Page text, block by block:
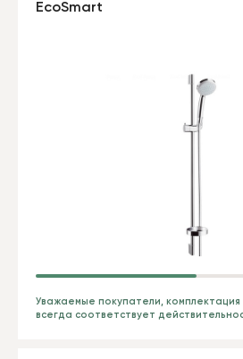
Уважаемые покупатели,
всегда соответствует
EcoSmart